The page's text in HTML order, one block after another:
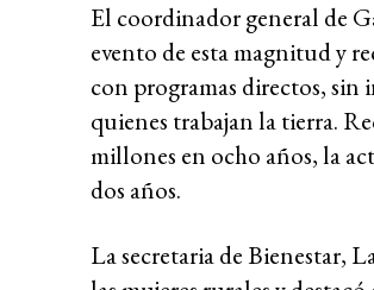
El coordinador general de
evento de esta magnitud y
con programas directos,
quienes trabajan la tierra.
millones en ocho años, la
dos años.
La secretaria de Bienestar,